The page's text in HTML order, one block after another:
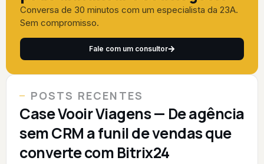
Conversa de 30 minutos com um especialista da 23A.
Sem compromisso.
Fale com um consultor
POSTS RECENTES
Case Vooir Viagens — De agência
sem CRM a funil de vendas que
converte com Bitrix24